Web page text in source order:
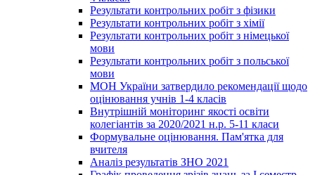
Результати контрольних робіт з фізики
Результати контрольних робіт з хімії
Результати контрольних робіт з німецької
мови
Результати контрольних робіт з польської
мови
МОН України затвердило рекомендації щодо
оцінювання учнів 1-4 класів
Внутрішній моніторинг якості освіти
колегіантів за 2020/2021 н.р. 5-11 класи
Формувальне оцінювання. Пам'ятка для
вчителя
Аналіз результатів ЗНО 2021